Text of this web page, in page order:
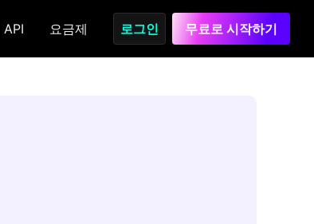
API 요금제 로그인 무료로 시작하기